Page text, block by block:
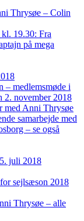
Thrysøe – Colin
19.30: Fra
på mega
– medlemsmøde i
2. november 2018
med Anni Thrysøe
samarbejde med
– se også
juli 2018
sejlsæson 2018
Thrysøe – alle